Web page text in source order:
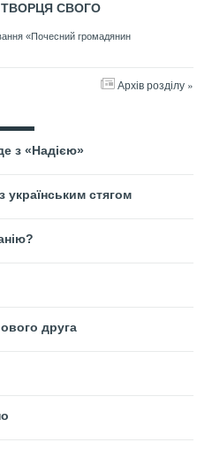
СВОГО
«Почесний громадянин
Архів розділу »
з «Надією»
українським стягом
друга